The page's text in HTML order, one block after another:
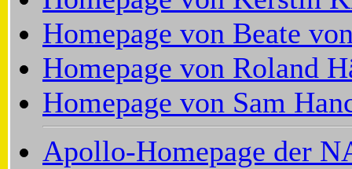
Homepage von Beate
Homepage von Roland
Homepage von Sam
Apollo-Homepage der